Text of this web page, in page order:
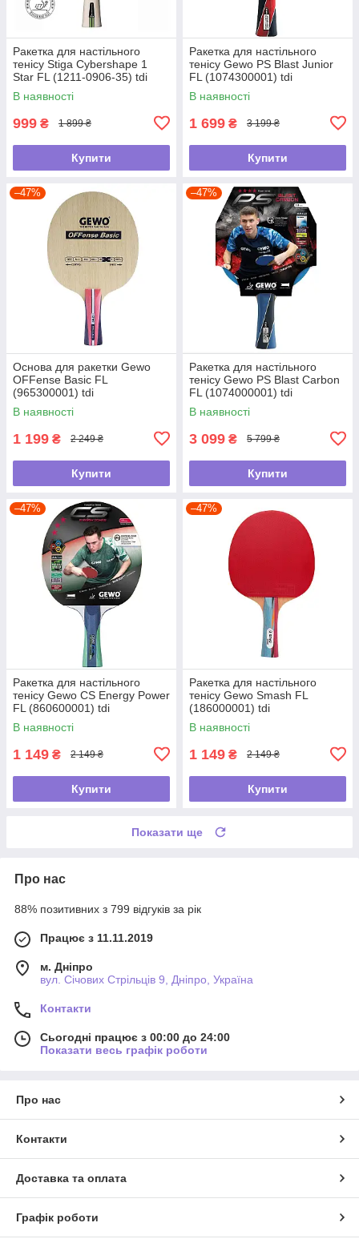
Ракетка для настільного
тенісу Stiga Cybershape 1
Star FL (1211-0906-35) tdi
В наявності
999 ₴ 1 899 ₴
Купити
Ракетка для настільного
тенісу Gewo PS Blast Junior
FL (1074300001) tdi
В наявності
1 699 ₴ 3 199 ₴
Купити
–47%
Основа для ракетки Gewo
OFFense Basic FL
(965300001) tdi
В наявності
1 199 ₴ 2 249 ₴
Купити
–47%
Ракетка для настільного
тенісу Gewo PS Blast Carbon
FL (1074000001) tdi
В наявності
3 099 ₴ 5 799 ₴
Купити
–47%
Ракетка для настільного
тенісу Gewo CS Energy Power
FL (860600001) tdi
В наявності
1 149 ₴ 2 149 ₴
Купити
–47%
Ракетка для настільного
тенісу Gewo Smash FL
(186000001) tdi
В наявності
1 149 ₴ 2 149 ₴
Купити
Показати ще
Про нас
88% позитивних з 799 відгуків за рік
Працює з 11.11.2019
м. Дніпро
вул. Січових Стрільців 9, Дніпро, Україна
Контакти
Сьогодні працює з 00:00 до 24:00
Показати весь графік роботи
Про нас
Контакти
Доставка та оплата
Графік роботи